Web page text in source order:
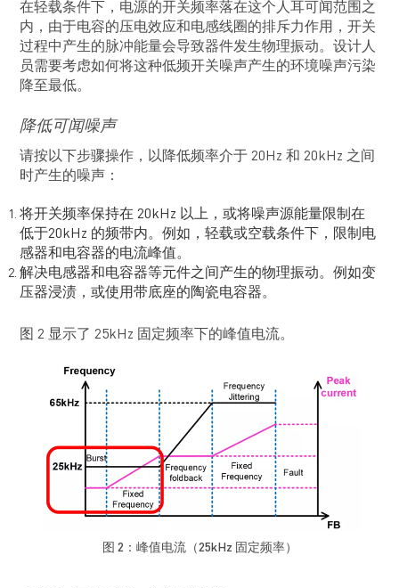
在轻载条件下，电源的开关频率落在这个人耳可闻范围之
内，由于电容的压电效应和电感线圈的排斥力作用，开关
过程中产生的脉冲能量会导致器件发生物理振动。设计人
员需要考虑如何将这种低频开关噪声产生的环境噪声污染
降至最低。
降低可闻噪声
请按以下步骤操作，以降低频率介于 20Hz 和 20kHz 之间
时产生的噪声：
将开关频率保持在 20kHz 以上，或将噪声源能量限制在
低于20kHz 的频带内。例如，轻载或空载条件下，限制电
感器和电容器的电流峰值。
解决电感器和电容器等元件之间产生的物理振动。例如变
压器浸渍，或使用带底座的陶瓷电容器。
图 2 显示了 25kHz 固定频率下的峰值电流。
图 2：峰值电流（25kHz 固定频率）